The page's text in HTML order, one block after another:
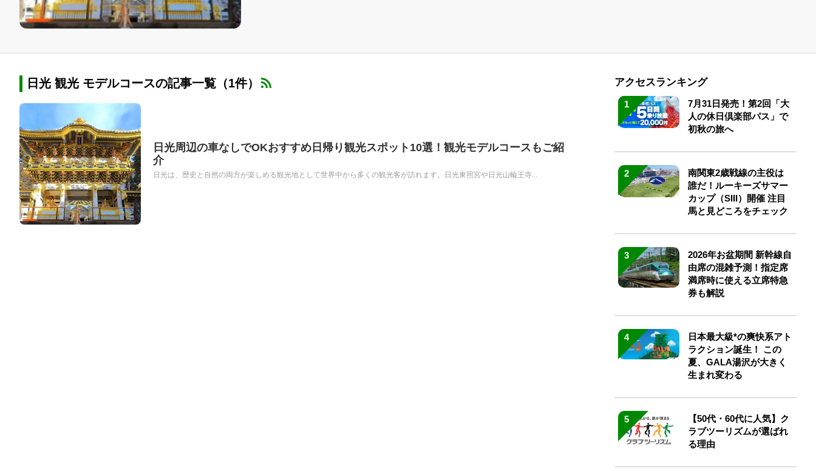
日光 観光 モデルコースの記事一覧（1件）
日光周辺の車なしでOKおすすめ日帰り観光スポット10選！観光モデルコースもご紹
介
日光は、歴史と自然の両方が楽しめる観光地として世界中から多くの観光客が訪れます。日光東照宮や日光山輪王寺...
アクセスランキング
1
7月31日発売！第2回「大
人の休日倶楽部パス」で
初秋の旅へ
2
南関東2歳戦線の主役は
誰だ！ルーキーズサマー
カップ（SIII）開催 注目
馬と見どころをチェック
3
2026年お盆期間 新幹線自
由席の混雑予測！指定席
満席時に使える立席特急
券も解説
4
日本最大級*の爽快系アト
ラクション誕生！ この
夏、GALA湯沢が大きく
生まれ変わる
5
【50代・60代に人気】ク
ラブツーリズムが選ばれ
る理由